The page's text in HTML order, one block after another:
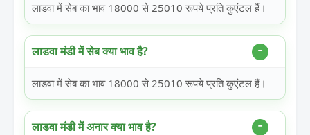
लाडवा में सेब का भाव 18000 से 25010 रूपये प्रति कुएंटल हैं।
लाडवा मंडी में सेब क्या भाव है?
लाडवा में सेब का भाव 18000 से 25010 रूपये प्रति कुएंटल हैं।
लाडवा मंडी में अनार क्या भाव है?